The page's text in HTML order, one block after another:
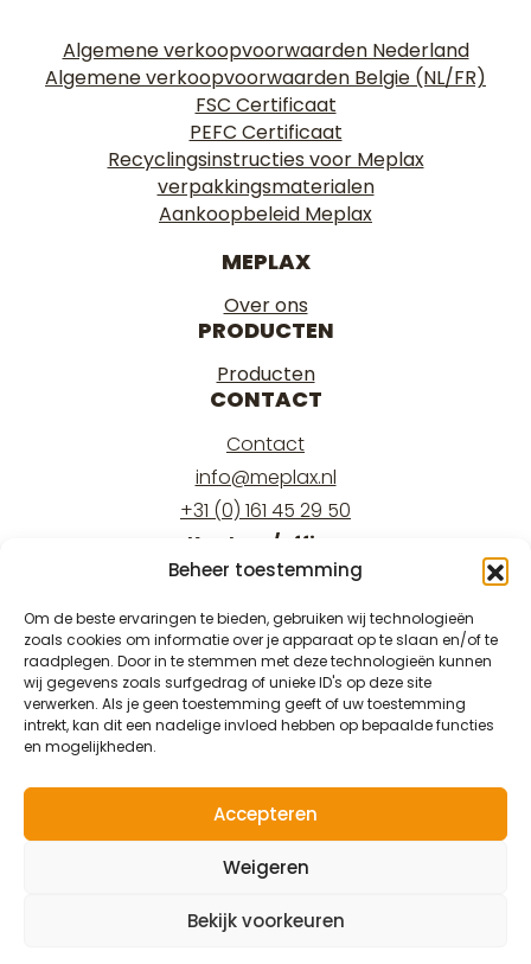
Beheer toestemming
Om de beste ervaringen te bieden, gebruiken wij technologieën
zoals cookies om informatie over je apparaat op te slaan en/of te
raadplegen. Door in te stemmen met deze technologieën kunnen
wij gegevens zoals surfgedrag of unieke ID's op deze site
verwerken. Als je geen toestemming geeft of uw toestemming
intrekt, kan dit een nadelige invloed hebben op bepaalde functies
en mogelijkheden.
Accepteren
Weigeren
Bekijk voorkeuren
Algemene verkoopvoorwaarden Nederland
Algemene verkoopvoorwaarden Belgie (NL/FR)
FSC Certificaat
PEFC Certificaat
Recyclingsinstructies voor Meplax
verpakkingsmaterialen
Aankoopbeleid Meplax
MEPLAX
Over ons
PRODUCTEN
Producten
CONTACT
Contact
info@meplax.nl
+31 (0) 161 45 29 50
Kantoor/office:
Burgemeester Krollaan 17
5126 PT Gilze
Magazijn/warehouse:
Burgemeester Krollaan 15
5126 PT Gilze
© 2026 Meplax®
Privacy & Wettelijk